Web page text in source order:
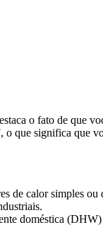
o fato de que
que significa que
de calor simples ou
doméstica